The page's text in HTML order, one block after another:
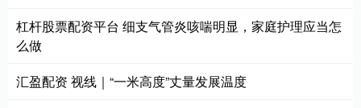
杠杆股票配资平台 细支气管炎咳喘明显，家庭护理应当怎
么做
汇盈配资 视线｜“一米高度”丈量发展温度